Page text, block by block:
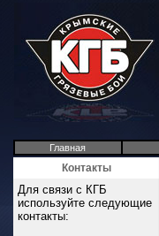
Главная
Контакты
Для связи с КГБ
используйте следующие
контакты: